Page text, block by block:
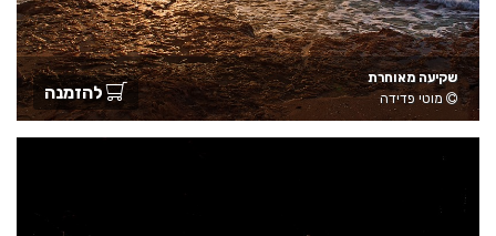
שקיעה מאוחרת
מוטי פדידה
להזמנה